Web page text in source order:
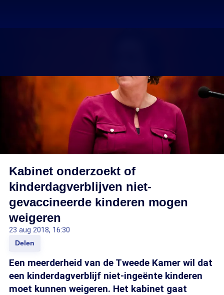
Kabinet onderzoekt of
kinderdagverblijven niet-
gevaccineerde kinderen mogen
weigeren
23 aug 2018, 16:30
Delen
Een meerderheid van de Tweede Kamer wil dat
een kinderdagverblijf niet-ingeënte kinderen
moet kunnen weigeren. Het kabinet gaat